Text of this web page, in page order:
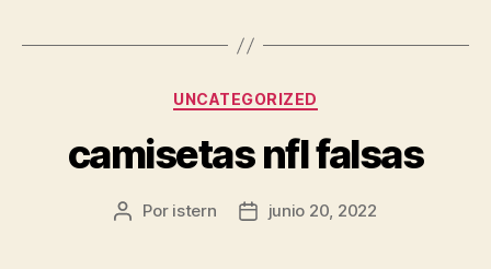
Categorías
UNCATEGORIZED
camisetas nfl falsas
Autor
Por istern
Fechajunio 20, 2022